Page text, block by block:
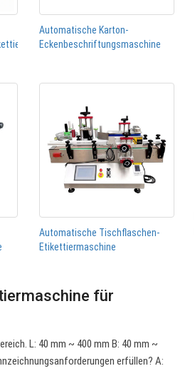
Automatische Karton-
Eckenbeschriftungsmaschine
Automatische Tischflaschen-
Etikettiermaschine
für
L: 40 mm ~ 400 mm B: 40 mm ~
erfüllen? A: